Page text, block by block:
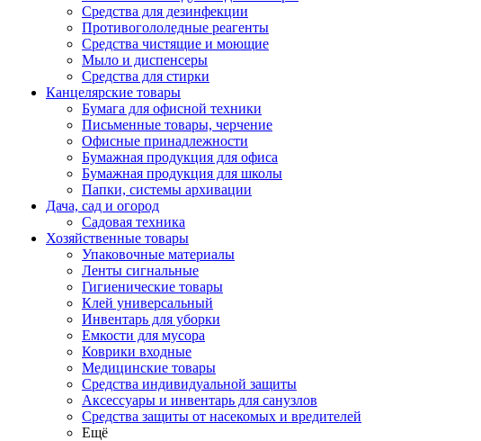
Средства для дезинфекции
Противогололедные реагенты
Средства чистящие и моющие
Мыло и диспенсеры
Средства для стирки
Канцелярские товары
Бумага для офисной техники
Письменные товары, черчение
Офисные принадлежности
Бумажная продукция для офиса
Бумажная продукция для школы
Папки, системы архивации
Дача, сад и огород
Садовая техника
Хозяйственные товары
Упаковочные материалы
Ленты сигнальные
Гигиенические товары
Клей универсальный
Инвентарь для уборки
Емкости для мусора
Коврики входные
Медицинские товары
Средства индивидуальной защиты
Аксессуары и инвентарь для санузлов
Средства защиты от насекомых и вредителей
Ещё